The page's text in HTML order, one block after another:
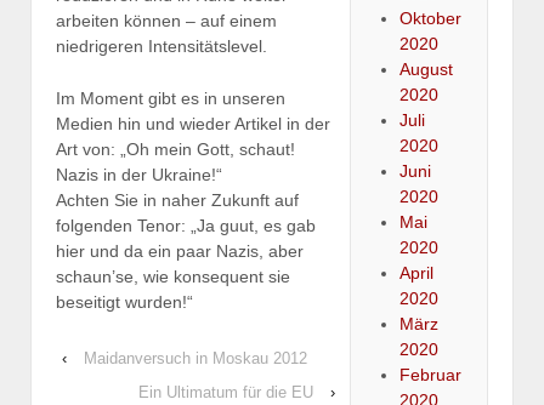
arbeiten können – auf einem
niedrigeren Intensitätslevel.
Im Moment gibt es in unseren
Medien hin und wieder Artikel in der
Art von: „Oh mein Gott, schaut!
Nazis in der Ukraine!“
Achten Sie in naher Zukunft auf
folgenden Tenor: „Ja guut, es gab
hier und da ein paar Nazis, aber
schaun’se, wie konsequent sie
beseitigt wurden!“
‹
Maidanversuch in Moskau 2012
Ein Ultimatum für die EU
›
Oktober
2020
August
2020
Juli
2020
Juni
2020
Mai
2020
April
2020
März
2020
Februar
2020